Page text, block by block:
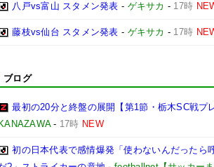
八戸vs富山 スタメン発表 - ゲキサカ - 17時
藤枝vs仙台 スタメン発表 - ゲキサカ - 17時
ブログ
最初の20分と終盤の展開【第1節・栃木SC戦プ
KANAZAWA- 17時 NEW
初の日本代表で感情爆発「使わないんだった